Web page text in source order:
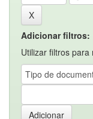
Adicionar filtros:
Utilizar filtros